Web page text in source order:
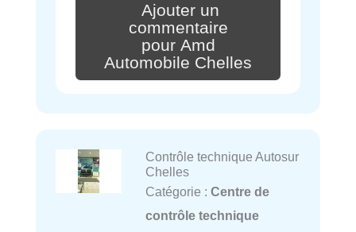
Ajouter un
commentaire
pour Amd
Automobile Chelles
Contrôle technique Autosur
Chelles
Catégorie : Centre de
contrôle technique